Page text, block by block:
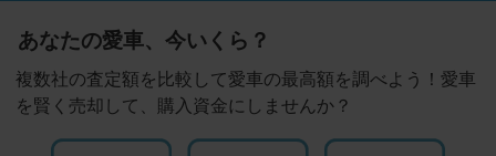
あなたの愛車、今いくら？
複数社の査定額を比較して愛車の最高額を調べよう！愛車
を賢く売却して、購入資金にしませんか？